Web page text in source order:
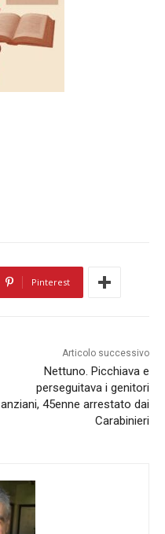
Pinterest
Articolo successivo
Nettuno. Picchiava e
perseguitava i genitori
anziani, 45enne arrestato dai
Carabinieri